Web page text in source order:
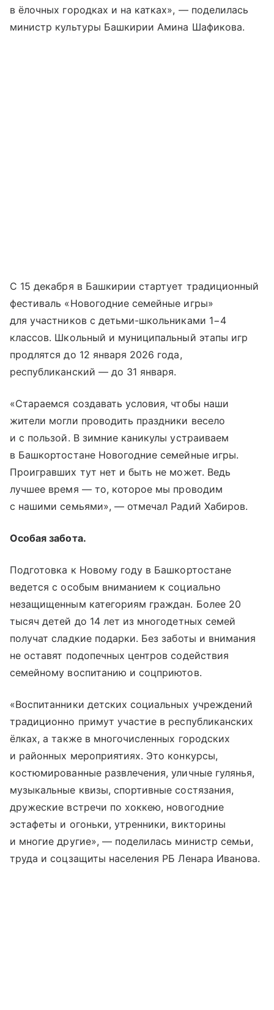
в ёлочных городках и на катках», — поделилась
министр культуры Башкирии Амина Шафикова.
С 15 декабря в Башкирии стартует традиционный
фестиваль «Новогодние семейные игры»
для участников с детьми-школьниками 1−4
классов. Школьный и муниципальный этапы игр
продлятся до 12 января 2026 года,
республиканский — до 31 января.
«Стараемся создавать условия, чтобы наши
жители могли проводить праздники весело
и с пользой. В зимние каникулы устраиваем
в Башкортостане Новогодние семейные игры.
Проигравших тут нет и быть не может. Ведь
лучшее время — то, которое мы проводим
с нашими семьями», — отмечал Радий Хабиров.
Особая забота.
Подготовка к Новому году в Башкортостане
ведется с особым вниманием к социально
незащищенным категориям граждан. Более 20
тысяч детей до 14 лет из многодетных семей
получат сладкие подарки. Без заботы и внимания
не оставят подопечных центров содействия
семейному воспитанию и соцприютов.
«Воспитанники детских социальных учреждений
традиционно примут участие в республиканских
ёлках, а также в многочисленных городских
и районных мероприятиях. Это конкурсы,
костюмированные развлечения, уличные гулянья,
музыкальные квизы, спортивные состязания,
дружеские встречи по хоккею, новогодние
эстафеты и огоньки, утренники, викторины
и многие другие», — поделилась министр семьи,
труда и соцзащиты населения РБ Ленара Иванова.